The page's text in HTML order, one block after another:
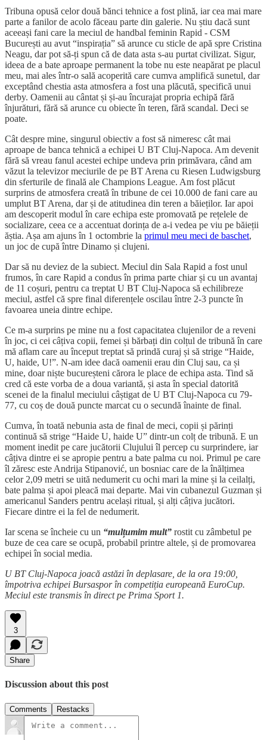
Tribuna opusă celor două bănci tehnice a fost plină, iar cea mai mare
parte a fanilor de acolo făceau parte din galerie. Nu știu dacă sunt
aceeași fani care la meciul de handbal feminin Rapid - CSM
București au avut “inspirația” să arunce cu sticle de apă spre Cristina
Neagu, dar pot să-ți spun că de data asta s-au purtat civilizat. Sigur,
ideea de a bate aproape permanent la tobe nu este neapărat pe placul
meu, mai ales într-o sală acoperită care cumva amplifică sunetul, dar
exceptând chestia asta atmosfera a fost una plăcută, specifică unui
derby. Oamenii au cântat și și-au încurajat propria echipă fără
înjurături, fără să arunce cu obiecte în teren, fără scandal. Deci se
poate.
Cât despre mine, singurul obiectiv a fost să nimeresc cât mai
aproape de banca tehnică a echipei U BT Cluj-Napoca. Am devenit
fără să vreau fanul acestei echipe undeva prin primăvara, când am
văzut la televizor meciurile de pe BT Arena cu Riesen Ludwigsburg
din sferturile de finală ale Champions League. Am fost plăcut
surprins de atmosfera creată în tribune de cei 10.000 de fani care au
umplut BT Arena, dar și de atitudinea din teren a băieților. Iar apoi
am descoperit modul în care echipa este promovată pe rețelele de
socializare, ceea ce a accentuat dorința de a-i vedea pe viu pe băieții
ăștia. Așa am ajuns în 1 octombrie la primul meu meci de baschet,
un joc de cupă între Dinamo și clujeni.
Dar să nu deviez de la subiect. Meciul din Sala Rapid a fost unul
frumos, în care Rapid a condus în prima parte chiar și cu un avantaj
de 11 coșuri, pentru ca treptat U BT Cluj-Napoca să echilibreze
meciul, astfel că spre final diferențele oscilau între 2-3 puncte în
favoarea uneia dintre echipe.
Ce m-a surprins pe mine nu a fost capacitatea clujenilor de a reveni
în joc, ci cei câțiva copii, femei și bărbați din colțul de tribună în care
mă aflam care au început treptat să prindă curaj și să strige “Haide,
U, haide, U!”. N-am idee dacă oamenii erau din Cluj sau, ca și
mine, doar niște bucureșteni cărora le place de echipa asta. Tind să
cred că este vorba de a doua variantă, și asta în special datorită
scenei de la finalul meciului câștigat de U BT Cluj-Napoca cu 79-
77, cu coș de două puncte marcat cu o secundă înainte de final.
Cumva, în toată nebunia asta de final de meci, copii și părinți
continuă să strige “Haide U, haide U” dintr-un colț de tribună. E un
moment inedit pe care jucătorii Clujului îl percep cu surprindere, iar
câțiva dintre ei se apropie pentru a bate palma cu noi. Primul pe care
îl zăresc este Andrija Stipanović, un bosniac care de la înălțimea
celor 2,09 metri se uită nedumerit cu ochi mari la mine și la ceilalți,
bate palma și apoi pleacă mai departe. Mai vin cubanezul Guzman și
americanul Sanders pentru același ritual, și alți câțiva jucători.
Fiecare dintre ei la fel de nedumerit.
Iar scena se încheie cu un “mulțumim mult” rostit cu zâmbetul pe
buze de cea care se ocupă, probabil printre altele, și de promovarea
echipei în social media.
U BT Cluj-Napoca joacă astăzi în deplasare, de la ora 19:00,
împotriva echipei Bursaspor în competiția europeană EuroCup.
Meciul este transmis în direct pe Prima Sport 1.
3
Share
Discussion about this post
Comments Restacks